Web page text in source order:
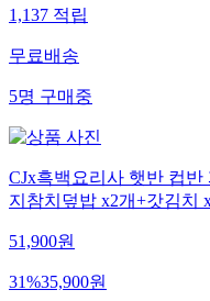
1,137적립
무료배송
5명구매중
CJx흑백요리사 햇반 컵
지참치덮밥 x2개+갓김치
51,900원
31%35,900원